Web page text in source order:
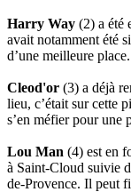
Harry Way (2) a été
avait notamment été
d’une meilleure
Cleod'or (3) a déjà
lieu, c’était sur cette
s’en méfier pour une
Lou Man (4) est en
à Saint-Cloud suivie
de-Provence. Il peut